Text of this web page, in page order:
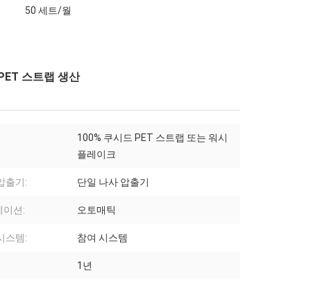
50 세트/월
스트랩 생산
100% 쿠시드 PET 스트랩 또는 워시
플레이크
출기: 단일 나사 압출기
이션: 오토매틱
스템: 참여 시스템
1년